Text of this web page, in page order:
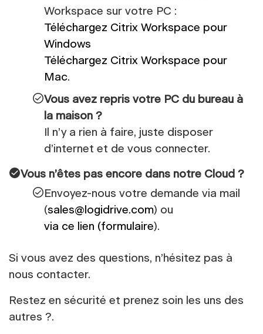
Workspace sur votre PC :
Téléchargez Citrix Workspace pour
Windows
Téléchargez Citrix Workspace pour
Mac.
Vous avez repris votre PC du bureau à
la maison ?
Il n’y a rien à faire, juste disposer
d’internet et de vous connecter.
Vous n’êtes pas encore dans notre Cloud ?
Envoyez-nous votre demande via mail
(sales@logidrive.com) ou
via ce lien (formulaire).
Si vous avez des questions, n’hésitez pas à
nous contacter.
Restez en sécurité et prenez soin les uns des
autres ?.